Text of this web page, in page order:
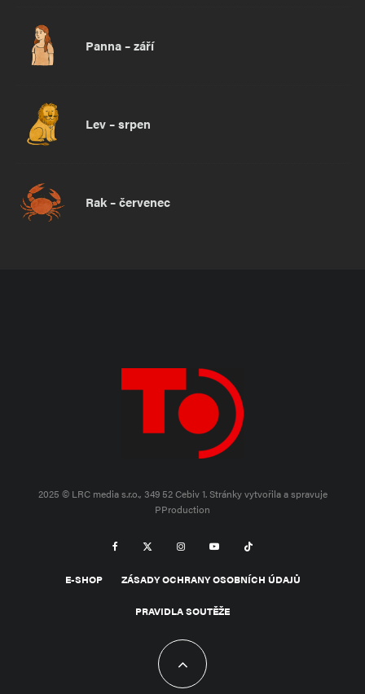
Panna – září
Lev – srpen
Rak – červenec
2025 © LRC media s.r.o., 349 52 Cebiv 1.Stránky vytvořila a spravuje
PProduction
E-SHOP ZÁSADY OCHRANY OSOBNÍCH ÚDAJŮ
PRAVIDLA SOUTĚŽE